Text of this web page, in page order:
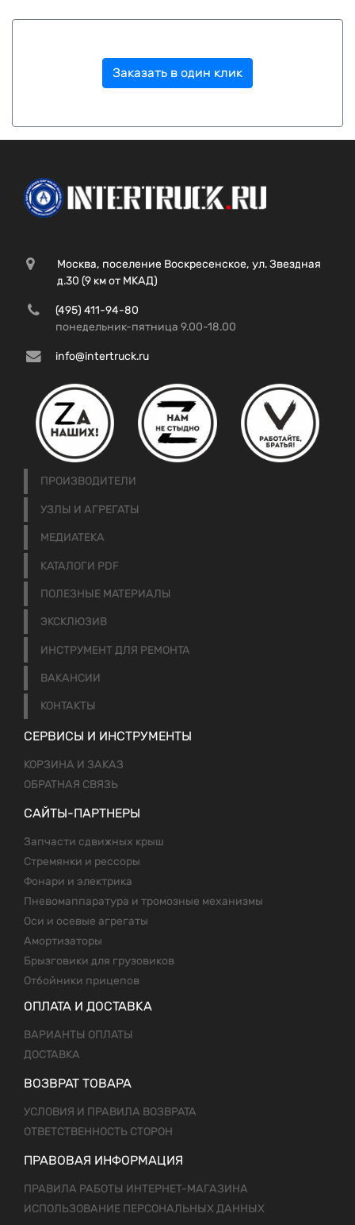
Заказать в один клик
Москва, поселение Воскресенское, ул. Звездная
д.30 (9 км от МКАД)
(495) 411-94-80
понедельник-пятница 9.00-18.00
info@intertruck.ru
ПРОИЗВОДИТЕЛИ
УЗЛЫ И АГРЕГАТЫ
МЕДИАТЕКА
КАТАЛОГИ PDF
ПОЛЕЗНЫЕ МАТЕРИАЛЫ
ЭКСКЛЮЗИВ
ИНСТРУМЕНТ ДЛЯ РЕМОНТА
ВАКАНСИИ
КОНТАКТЫ
СЕРВИСЫ И ИНСТРУМЕНТЫ
КОРЗИНА И ЗАКАЗ
ОБРАТНАЯ СВЯЗЬ
САЙТЫ-ПАРТНЕРЫ
Запчасти сдвижных крыш
Стремянки и рессоры
Фонари и электрика
Пневомаппаратура и тромозные механизмы
Оси и осевые агрегаты
Амортизаторы
Брызговики для грузовиков
Отбойники прицепов
ОПЛАТА И ДОСТАВКА
ВАРИАНТЫ ОПЛАТЫ
ДОСТАВКА
ВОЗВРАТ ТОВАРА
УСЛОВИЯ И ПРАВИЛА ВОЗВРАТА
ОТВЕТСТВЕННОСТЬ СТОРОН
ПРАВОВАЯ ИНФОРМАЦИЯ
ПРАВИЛА РАБОТЫ ИНТЕРНЕТ-МАГАЗИНА
ИСПОЛЬЗОВАНИЕ ПЕРСОНАЛЬНЫХ ДАННЫХ